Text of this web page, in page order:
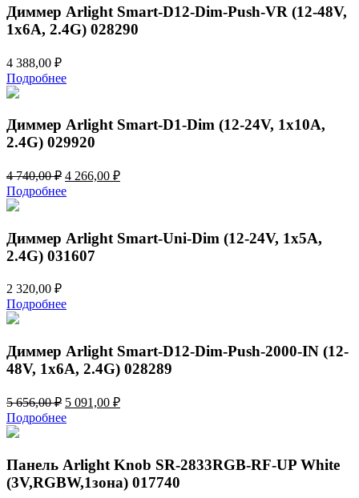
544,00 ₽.
Диммер Arlight Smart-D12-Dim-Push-VR (12-48V,
1x6A, 2.4G) 028290
4 388,00 ₽
Подробнее
Диммер Arlight Smart-D1-Dim (12-24V, 1x10A,
2.4G) 029920
4 740,00₽ Первоначальная
цена
составляла
740,00 ₽.
4 266,00 ₽Текущая
Подробнее
Диммер Arlight Smart-Uni-Dim (12-24V, 1x5A,
2.4G) 031607
2 320,00 ₽
Подробнее
Диммер Arlight Smart-D12-Dim-Push-2000-IN (12-
48V, 1x6A, 2.4G) 028289
5 656,00₽ Первоначальная
цена
составляла
656,00 ₽.
5 091,00 ₽Текущая
Подробнее
Панель Arlight Knob SR-2833RGB-RF-UP White
(3V,RGBW,1зона) 017740